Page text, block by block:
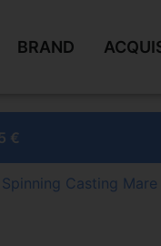
BRAND
€
Casting Mare